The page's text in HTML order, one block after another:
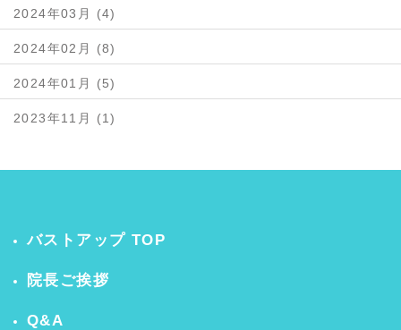
2024年03月 (4)
2024年02月 (8)
2024年01月 (5)
2023年11月 (1)
バストアップ TOP
院長ご挨拶
Q&A